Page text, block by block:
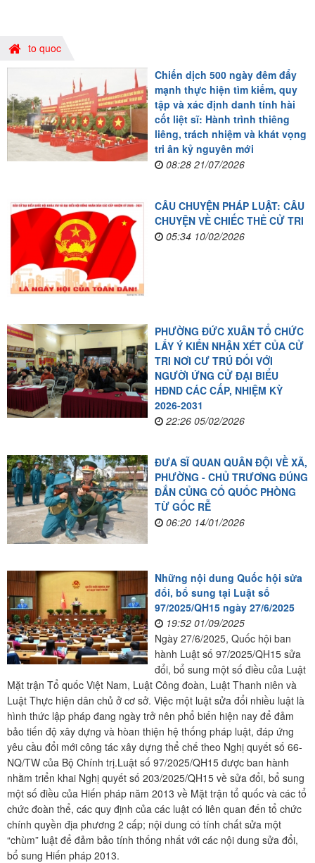
to quoc
Chiến dịch 500 ngày đêm đẩy
mạnh thực hiện tìm kiếm, quy
tập và xác định danh tính hài
cốt liệt sĩ: Hành trình thiêng
liêng, trách nhiệm và khát vọng
tri ân kỷ nguyên mới
08:28 21/07/2026
CÂU CHUYỆN PHÁP LUẬT: CÂU
CHUYỆN VỀ CHIẾC THẺ CỬ TRI
05:34 10/02/2026
PHƯỜNG ĐỨC XUÂN TỔ CHỨC
LẤY Ý KIẾN NHẬN XÉT CỦA CỬ
TRI NƠI CƯ TRÚ ĐỐI VỚI
NGƯỜI ỨNG CỬ ĐẠI BIỂU
HĐND CÁC CẤP, NHIỆM KỲ
2026-2031
22:26 05/02/2026
ĐƯA SĨ QUAN QUÂN ĐỘI VỀ XÃ,
PHƯỜNG - CHỦ TRƯƠNG ĐÚNG
ĐẮN CỦNG CỐ QUỐC PHÒNG
TỪ GỐC RỄ
06:20 14/01/2026
Những nội dung Quốc hội sửa
đổi, bổ sung tại Luật số
97/2025/QH15 ngày 27/6/2025
19:52 01/09/2025
Ngày 27/6/2025, Quốc hội ban
hành Luật số 97/2025/QH15 sửa
đổi, bổ sung một số điều của Luật
Mặt trận Tổ quốc Việt Nam, Luật Công đoàn, Luật Thanh niên và
Luật Thực hiện dân chủ ở cơ sở. Việc một luật sửa đổi nhiều luật là
hình thức lập pháp đang ngày trở nên phổ biến hiện nay để đảm
bảo tiến độ xây dựng và hòan thiện hệ thống pháp luật, đáp ứng
yêu cầu đổi mới công tác xây dựng thể chế theo Nghị quyết số 66-
NQ/TW của Bộ Chính trị.Luật số 97/2025/QH15 được ban hành
nhằm triển khai Nghị quyết số 203/2025/QH15 về sửa đổi, bổ sung
một số điều của Hiến pháp năm 2013 về Mặt trận tổ quốc và các tổ
chức đoàn thể, các quy định của các luật có liên quan đến tổ chức
chính quyền địa phương 2 cấp; nội dung có tính chất sửa một
“chùm” luật để đảm bảo tính thống nhất với các nội dung sửa đổi,
bổ sung Hiến pháp 2013.